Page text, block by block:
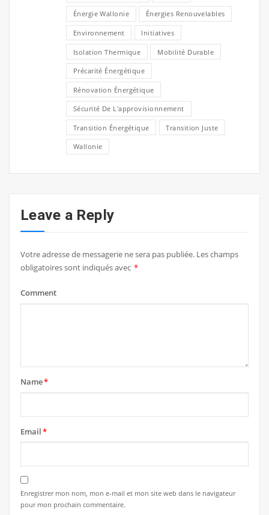
Énergie Wallonie Énergies Renouvelables
Environnement Initiatives
Isolation Thermique Mobilité Durable
Précarité Énergétique
Rénovation Énergétique
Sécurité De L'approvisionnement
Transition Énergétique Transition Juste
Wallonie
Leave a Reply
Votre adresse de messagerie ne sera pas publiée. Les champs
obligatoires sont indiqués avec *
Comment
Name*
Email*
Enregistrer mon nom, mon e-mail et mon site web dans le navigateur
pour mon prochain commentaire.